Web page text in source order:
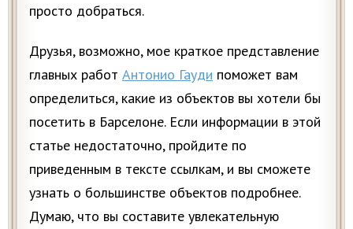
просто добраться.
Друзья, возможно, мое краткое представление
главных работ Антонио Гауди поможет вам
определиться, какие из объектов вы хотели бы
посетить в Барселоне. Если информации в этой
статье недостаточно, пройдите по
приведенным в тексте ссылкам, и вы сможете
узнать о большинстве объектов подробнее.
Думаю, что вы составите увлекательную